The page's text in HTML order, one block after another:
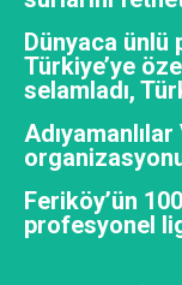
Dünyaca ünlü
Türkiye’ye
selamladı,
Feriköy’ün
profesyonel